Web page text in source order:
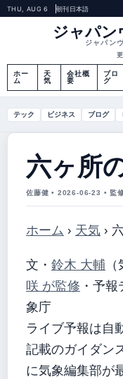
THU, AUG 6 朝刊日本語
ジャパジャパン
ホー
ム
天
気
会社概
要
ブロ
グ
テック ビジネス ブログ
六ヶ所
佐藤健 • 2026-06-23 • 監
ホーム › 天気 ›
文・ 鈴木 大輔
咲 が監修 ・ 予報
象庁
ライブ予報は自
記載のガイダン
に気象編集部が